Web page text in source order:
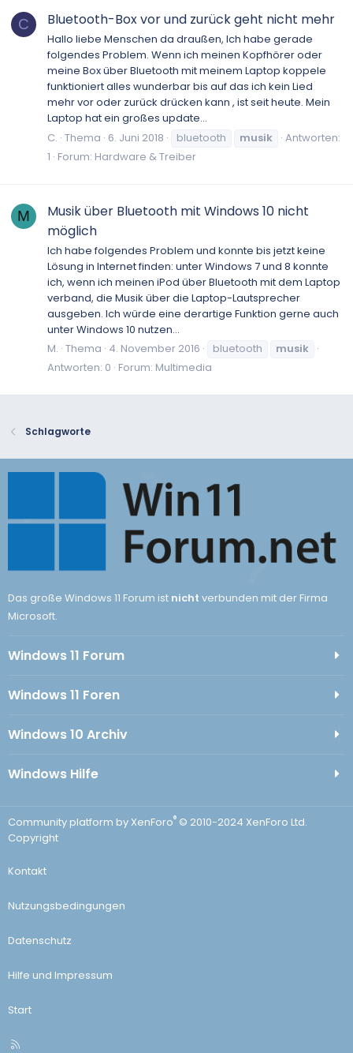
C Bluetooth-Box vor und zurück geht nicht mehr
Hallo liebe Menschen da draußen, Ich habe gerade
folgendes Problem. Wenn ich meinen Kopfhörer oder
meine Box über Bluetooth mit meinem Laptop koppele
funktioniert alles wunderbar bis auf das ich kein Lied
mehr vor oder zurück drücken kann , ist seit heute. Mein
Laptop hat ein großes update...
C. Thema 6. Juni 2018 bluetooth musik
Antworten:
1 Forum: Hardware & Treiber
M
Musik über Bluetooth mit Windows 10 nicht
möglich
Ich habe folgendes Problem und konnte bis jetzt keine
Lösung in Internet finden: unter Windows 7 und 8 konnte
ich, wenn ich meinen iPod über Bluetooth mit dem Laptop
verband, die Musik über die Laptop-Lautsprecher
ausgeben. Ich würde eine derartige Funktion gerne auch
unter Windows 10 nutzen...
M. Thema 4. November 2016 bluetooth
musik
Antworten: 0 Forum: Multimedia
Schlagworte
Das große Windows 11 Forum ist nicht verbunden mit der Firma
Microsoft.
Windows 11 Forum
Windows 11 Foren
Windows 10 Archiv
Windows Hilfe
Community platform by XenForo® © 2010-2024 XenForo Ltd.
Copyright
Kontakt
Nutzungsbedingungen
Datenschutz
Hilfe und Impressum
Start
R